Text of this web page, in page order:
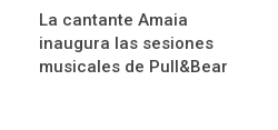
La cantante Amaia
inaugura las sesiones
musicales de Pull&Bear